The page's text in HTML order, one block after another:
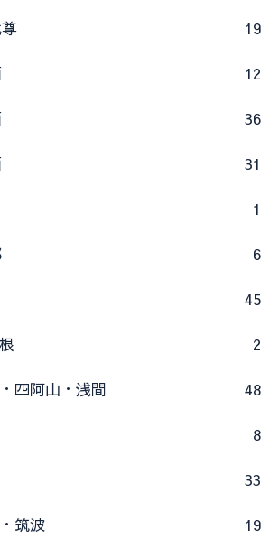
19
12
36
31
1
6
45
2
四阿山・浅間 48
8
33
筑波 19